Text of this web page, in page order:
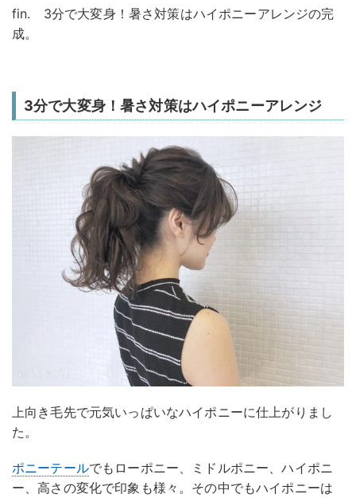
fin. 3分で大変身！暑さ対策はハイポニーアレンジの完
成。
3分で大変身！暑さ対策はハイポニーアレンジ
上向き毛先で元気いっぱいなハイポニーに仕上がりまし
た。
ポニーテールでもローポニー、ミドルポニー、ハイポニ
ー、高さの変化で印象も様々。その中でもハイポニーは